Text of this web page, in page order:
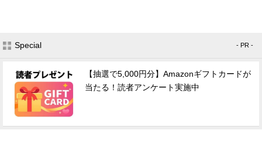
Special - PR -
【抽選で5,000円分】Amazonギフトカードが
当たる！読者アンケート実施中